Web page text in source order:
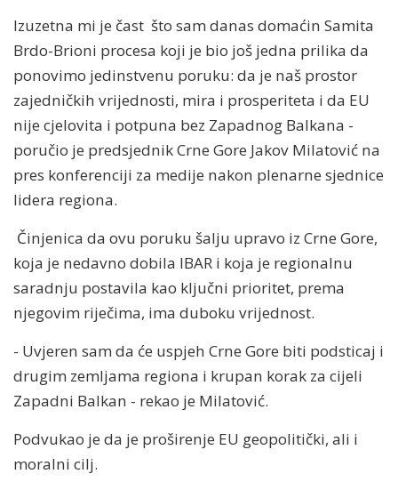
Izuzetna mi je čast što sam danas domaćin Samita
Brdo-Brioni procesa koji je bio još jedna prilika da
ponovimo jedinstvenu poruku: da je naš prostor
zajedničkih vrijednosti, mira i prosperiteta i da EU
nije cjelovita i potpuna bez Zapadnog Balkana -
poručio je predsjednik Crne Gore Jakov Milatović na
pres konferenciji za medije nakon plenarne sjednice
lidera regiona.
Činjenica da ovu poruku šalju upravo iz Crne Gore,
koja je nedavno dobila IBAR i koja je regionalnu
saradnju postavila kao ključni prioritet, prema
njegovim riječima, ima duboku vrijednost.
- Uvjeren sam da će uspjeh Crne Gore biti podsticaj i
drugim zemljama regiona i krupan korak za cijeli
Zapadni Balkan - rekao je Milatović.
Podvukao je da je proširenje EU geopolitički, ali i
moralni cilj.